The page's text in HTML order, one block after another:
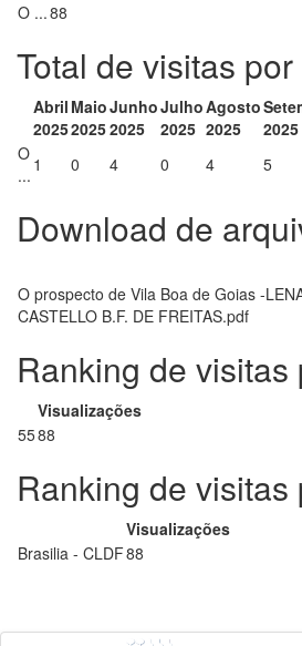
O ...88
Total de visitas
Abril
2025
Maio
2025
Junho
2025
Julho
2025
Agosto
2025
2025
O
... 1 0 4 0 4 5
Download de
O prospecto de Vila Boa de Goias -
CASTELLO B.F. DE FREITAS.pdf
Ranking de visitas
Visualizações
5588
Ranking de visitas
Visualizações
Brasilia - CLDF88